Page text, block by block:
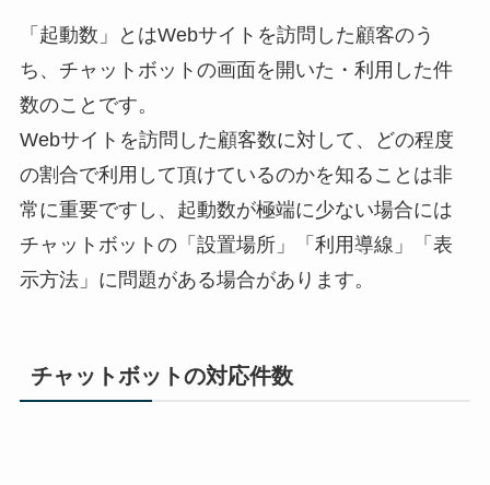
「起動数」とはWebサイトを訪問した顧客のう
ち、チャットボットの画面を開いた・利用した件
数のことです。
Webサイトを訪問した顧客数に対して、どの程度
の割合で利用して頂けているのかを知ることは非
常に重要ですし、起動数が極端に少ない場合には
チャットボットの「設置場所」「利用導線」「表
示方法」に問題がある場合があります。
チャットボットの対応件数